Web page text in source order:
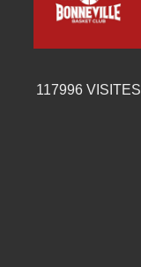
117996VISITES